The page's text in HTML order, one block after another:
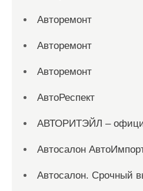
Авторемонт
Авторемонт
Авторемонт
АвтоРеспект
АВТОРИТЭЙЛ –
Автосалон
Автосалон. Срочный